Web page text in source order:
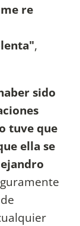
re
,
sido
tuve que
ella se